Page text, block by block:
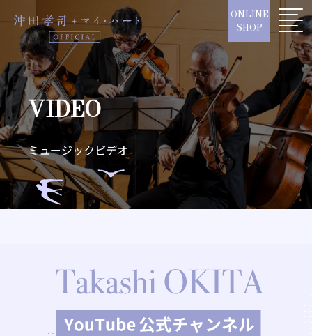
content
ONLINE
SHOP
VIDEO
ミュージックビデオ